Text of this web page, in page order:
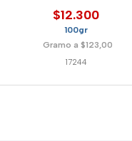
$12.300
100gr
Gramo a $123,00
17244